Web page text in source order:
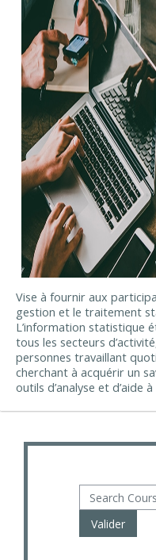
Vise à fournir aux
gestion et le traitement
L’information statistique
tous les secteurs
personnes travaillant
cherchant à acquérir un
outils d’analyse et d’aide
Search Courses
Valider